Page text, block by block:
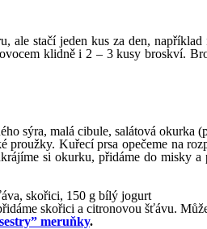
ale stačí jeden kus za den,
klidně i 2 – 3 kusy broskví.
sýra, malá cibule, salátová
Kuřecí prsa opečeme na
si okurku, přidáme do misky
skořici, 150 g bílý jogurt
skořici a citronovou šťávu.
meruňky.